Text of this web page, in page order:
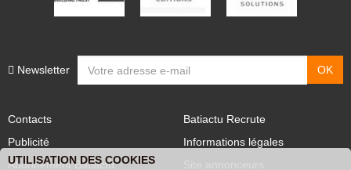
Publicité
UTILISATION DES COOKIES